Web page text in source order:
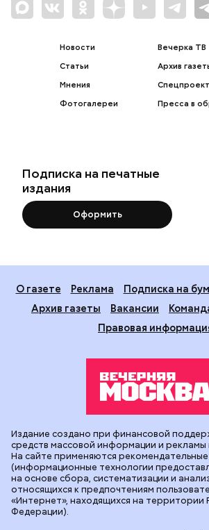
Новости
Статьи
Мнения
Фотогалереи
Вечерка ТВ
Архив
Пресса в
Подписка на печатные
издания
Оформить
О газете Реклама
Подписка на
Архив газеты
Вакансии
Правовая
Издание создано при финансовой
средств массовой информации и рекламы
На сайте применяются
(информационные технологии
на основе сбора, систематизации и
относящихся к предпочтениям
«Интернет», находящихся на территории
Федерации).